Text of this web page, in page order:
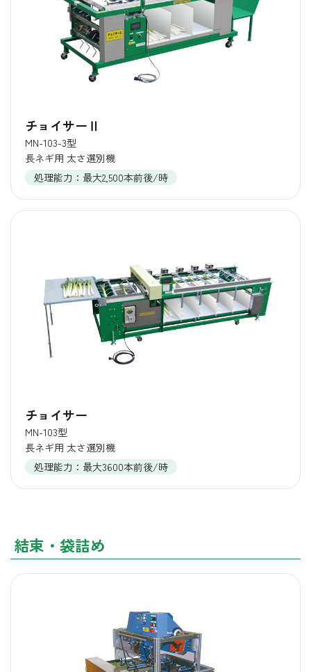
チョイサーⅡ
MN-103-3型
長ネギ用 太さ選別機
処理能力：最大2,500本前後/時
チョイサー
MN-103型
長ネギ用 太さ選別機
処理能力：最大3600本前後/時
結束・袋詰め